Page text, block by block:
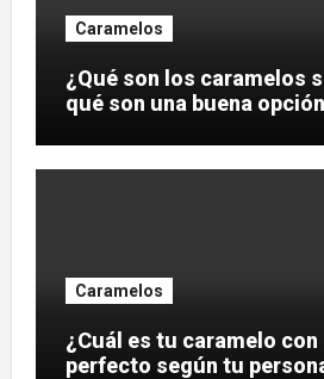
Caramelos
¿Qué son los caramelos
qué son una buena
Caramelos
¿Cuál es tu caramelo
perfecto según tu